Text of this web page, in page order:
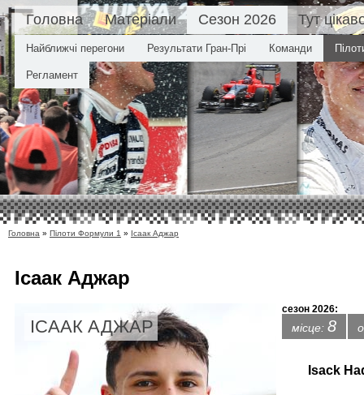
Головна Матеріали Сезон 2026
Найближчі перегони Результати Гран-Прі Команди
Регламент
Тут
Головна » Пілоти Формули 1 » Ісаак Аджар
Ісаак Аджар
ІСААК АДЖАР
сезон 2026:
місце: 8
Isack